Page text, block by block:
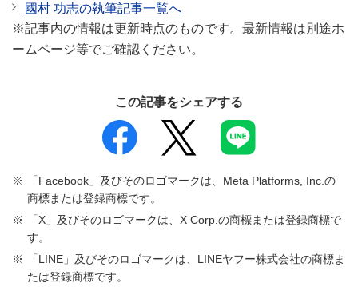
國村 功志の執筆記事一覧へ
※記事内の情報は更新時点のものです。最新情報は別途ホ
ームページ等でご確認ください。
この記事をシェアする
「Facebook」及びそのロゴマークは、Meta Platforms, Inc.の
商標または登録商標です。
「X」及びそのロゴマークは、X Corp.の商標または登録商標で
す。
「LINE」及びそのロゴマークは、LINEヤフー株式会社の商標ま
たは登録商標です。